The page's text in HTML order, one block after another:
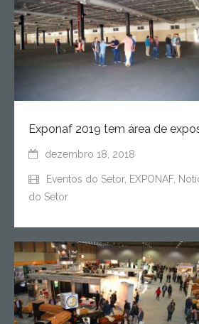
Exponaf 2019 tem área de
dezembro 18, 2018
Eventos do Setor, EXPONAF,
do Setor